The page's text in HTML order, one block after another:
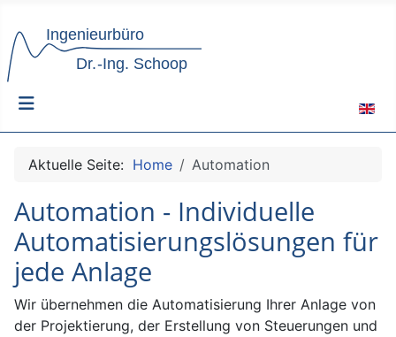
Aktuelle Seite: Home Automation
Automation - Individuelle
Automatisierungslösungen für
jede Anlage
Wir übernehmen die Automatisierung Ihrer Anlage von
der Projektierung, der Erstellung von Steuerungen und